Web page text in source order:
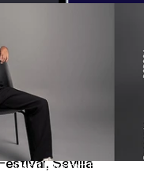
- Oscar L live from El Molí,
Live - Selena
Live - Andres
Sevilla